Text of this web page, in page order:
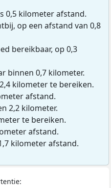
0,5 kilometer afstand.
op een afstand van 0,8
bereikbaar, op 0,3
binnen 0,7 kilometer.
kilometer te bereiken.
afstand.
2,2 kilometer.
te bereiken.
afstand.
kilometer afstand.